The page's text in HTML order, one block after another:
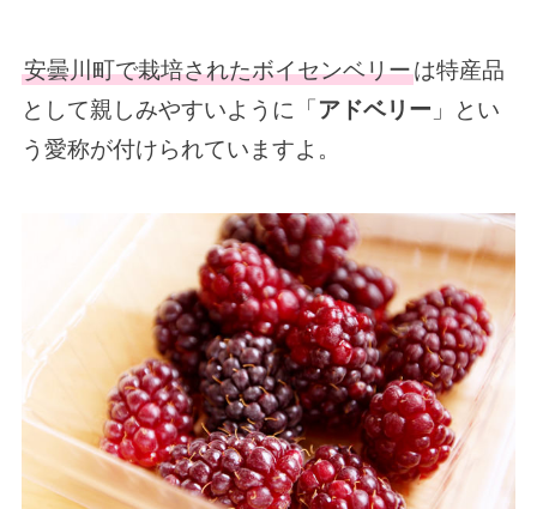
安曇川町で栽培されたボイセンベリーは特産品
として親しみやすいように「アドベリー 」とい
う愛称が付けられていますよ。